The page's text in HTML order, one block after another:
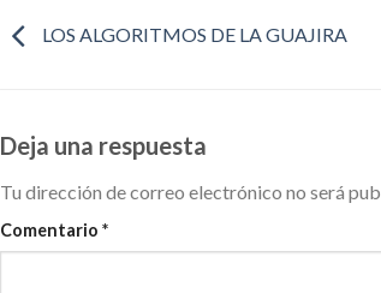
LOS ALGORITMOS DE LA GUAJIRA
Deja una respuesta
Tu dirección de correo electrónico no será
Comentario *